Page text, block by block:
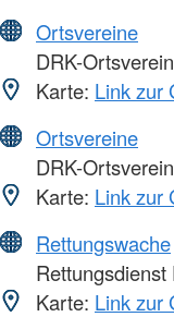
Ortsvereine
DRK-
Karte: Link zur
Ortsvereine
DRK-
Karte: Link zur
Rettungswache
Karte: Link zur